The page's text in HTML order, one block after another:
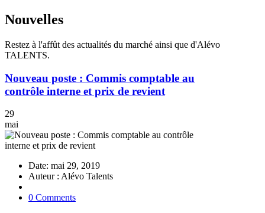
Nouvelles
Restez à l'affût des actualités du marché ainsi que d'Alévo
TALENTS.
Nouveau poste : Commis comptable au
contrôle interne et prix de revient
29
mai
Date: mai 29, 2019
Auteur : Alévo Talents
0 Comments